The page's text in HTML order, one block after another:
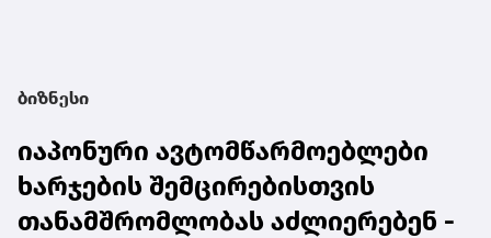
ბიზნესი
იაპონური ავტომწარმოებლები
ხარჯების შემცირებისთვის
თანამშრომლობას აძლიერებენ -